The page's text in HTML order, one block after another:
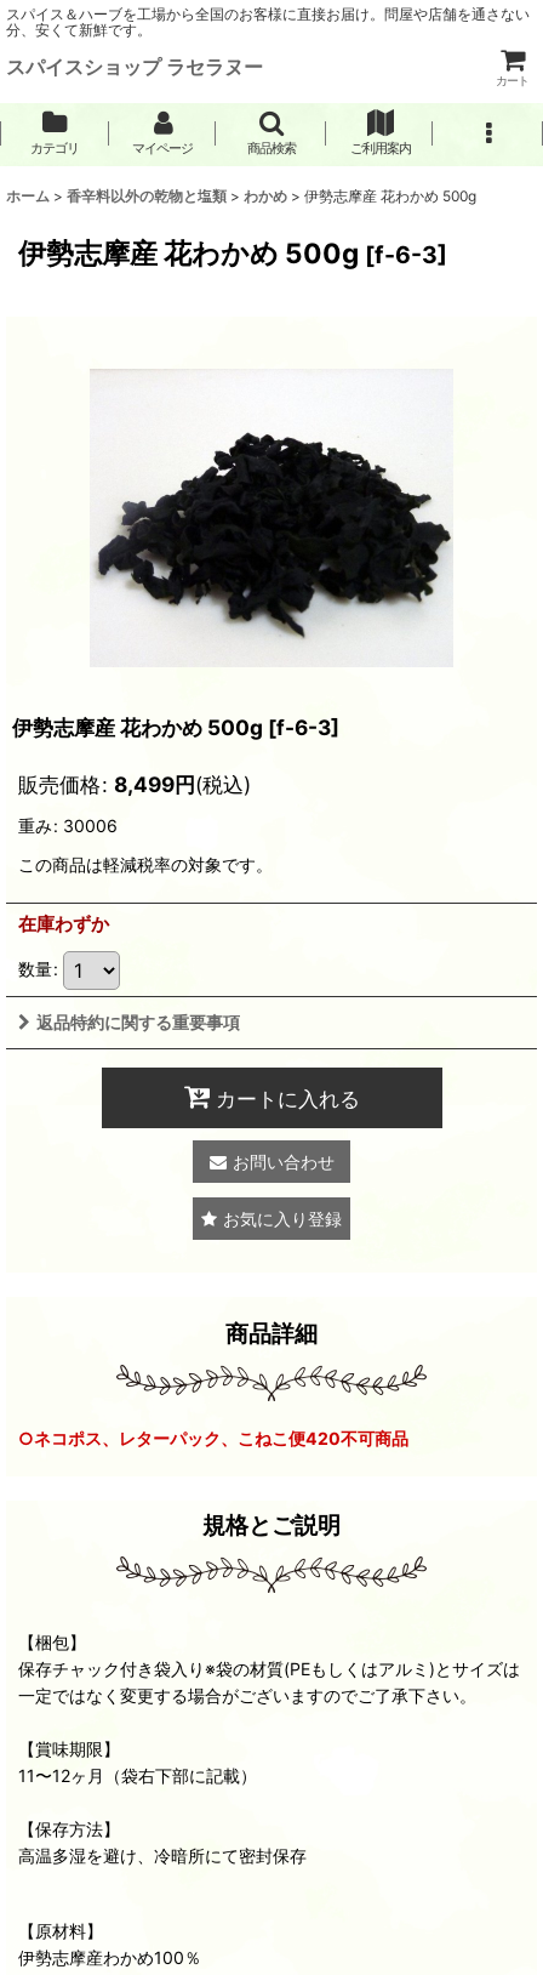
スパイス＆ハーブを工場から全国のお客様に直接お届け。問屋や店舗を通さない
分、安くて新鮮です。
スパイスショップ ラセラヌー
カート
カテゴリ マイページ 商品検索 ご利用案内
ホーム > 香辛料以外の乾物と塩類 > わかめ > 伊勢志摩産 花わかめ 500g
伊勢志摩産 花わかめ 500g [f-6-3]
伊勢志摩産 花わかめ 500g [f-6-3]
販売価格: 8,499円(税込)
重み: 30006
この商品は軽減税率の対象です。
在庫わずか
数量:
返品特約に関する重要事項
カートに入れる
お問い合わせ
お気に入り登録
商品詳細
○ネコポス、レターパック、こねこ便420不可商品
規格とご説明
【梱包】
保存チャック付き袋入り※袋の材質(PEもしくはアルミ)とサイズは
一定ではなく変更する場合がございますのでご了承下さい。
【賞味期限】
11〜12ヶ月（袋右下部に記載）
【保存方法】
高温多湿を避け、冷暗所にて密封保存
【原材料】
伊勢志摩産わかめ100％